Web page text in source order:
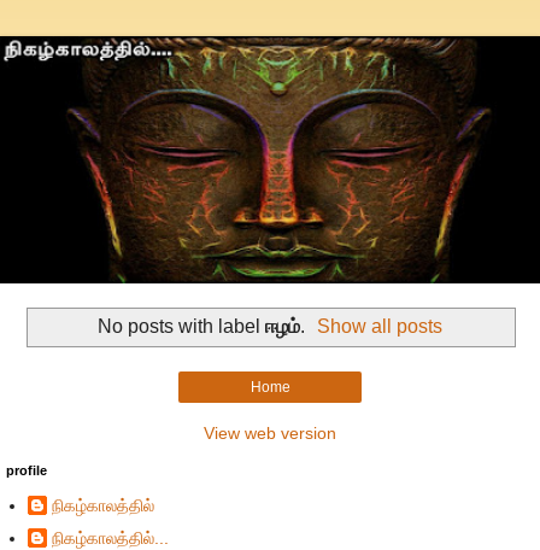
No posts with label ஈழம். Show all posts
Home
View web version
profile
நிகழ்காலத்தில்
நிகழ்காலத்தில்...